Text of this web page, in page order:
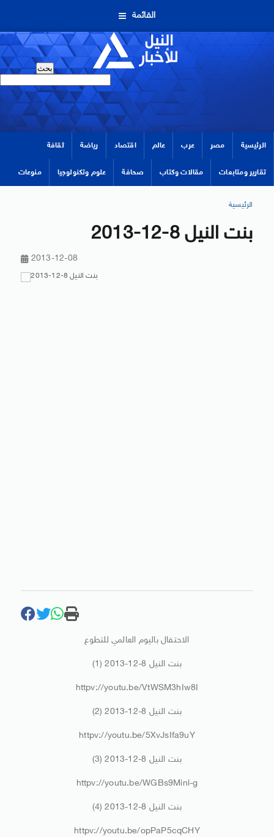
القائمة
الرئيسية مصر عرب عالم اقتصاد رياضة ثقافة
تقارير ومتابعات مقالات وكتاب صحافة علوم وتكنولوجيا منوعات
الرئيسية
بنت النيل 8-12-2013
2013-12-08
الاحتفال باليوم العالمي للتطوع
بنت النيل 8-12-2013 (1)
httpv://youtu.be/VtWSM3hIw8I
بنت النيل 8-12-2013 (2)
httpv://youtu.be/5XvJsIfa9uY
بنت النيل 8-12-2013 (3)
httpv://youtu.be/WGBs9Minl-g
بنت النيل 8-12-2013 (4)
httpv://youtu.be/opPaP5cqCHY